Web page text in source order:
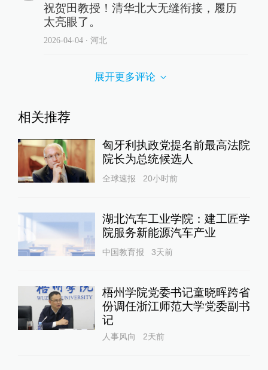
祝贺田教授！清华北大无缝衔接，履历
太亮眼了。
2026-04-04∙ 河北
展开更多评论
相关推荐
匈牙利执政党提名前最高法院
院长为总统候选人
全球速报 20小时前
湖北汽车工业学院：建工匠学
院服务新能源汽车产业
中国教育报 3天前
梧州学院党委书记童晓晖跨省
份调任浙江师范大学党委副书
记
人事风向 2天前